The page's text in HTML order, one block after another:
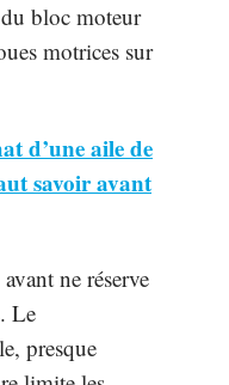
bloc moteur
motrices sur
d’une aile de
savoir avant
ne réserve
Le
presque